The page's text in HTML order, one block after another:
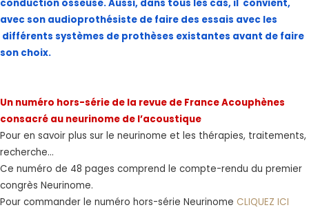
conduction osseuse. Aussi, dans tous les cas, il convient,
avec son audioprothésiste de faire des essais avec les
différents systèmes de prothèses existantes avant de faire
son choix.
Un numéro hors-série de la revue de France Acouphènes
consacré au neurinome de l’acoustique
Pour en savoir plus sur le neurinome et les thérapies, traitements,
recherche...
Ce numéro de 48 pages comprend le compte-rendu du premier
congrès Neurinome.
Pour commander le numéro hors-série Neurinome CLIQUEZ ICI